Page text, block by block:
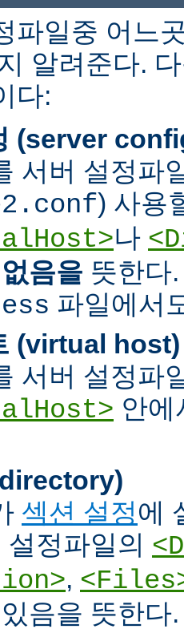
파일중 어느
알려준다.
다:
(server
서버 설정파
) 사용
나
없음을 뜻한다
파일에서
(virtual host)
서버 설정파
안에
섹션 설정에
설정파일의
,
음을 뜻한다.